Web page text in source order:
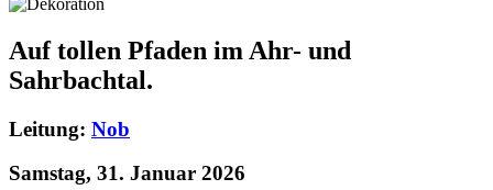
Auf tollen Pfaden im Ahr- und
Sahrbachtal.
Leitung: Nob
Samstag, 31. Januar 2026